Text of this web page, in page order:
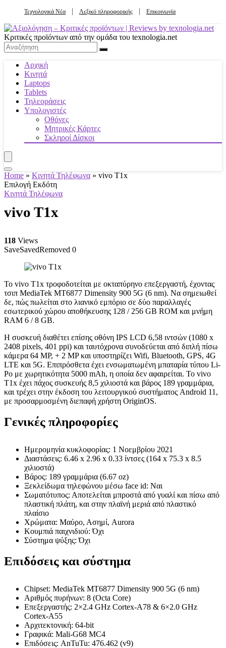
Τεχνολογικά Νέα Λεξικό πληροφορικής Επικοινωνία
Κριτικές προϊόντων από την ομάδα του texnologia.net
Αρχική
Κινητά
Laptops
Tablets
Τηλεοράσεις
Υπολογιστές
Οθόνες
Μητρικές Κάρτες
Σκληροί Δίσκοι
Home » Κινητά Τηλέφωνα » vivo T1x
Επιλογή Εκδότη
Κινητά Τηλέφωνα
vivo T1x
118 Views
SaveSavedRemoved 0
Το vivo T1x τροφοδοτείται με οκταπύρηνο επεξεργαστή, έχοντας
τσιπ MediaTek MT6877 Dimensity 900 5G (6 nm). Να σημειωθεί
δε, πώς πωλείται στο λιανικό εμπόριο σε δύο παραλλαγές
εσωτερικού χώρου αποθήκευσης 128 / 256 GB ROM και μνήμη
RAM 6 / 8 GB.
Η συσκευή διαθέτει επίσης οθόνη IPS LCD 6,58 ιντσών (1080 x
2408 pixels, 401 ppi) και ταυτόχρονα συνοδεύεται από διπλή πίσω
κάμερα 64 MP, + 2 MP και υποστηρίζει Wifi, Bluetooth, GPS, 4G
LTE και 5G. Επιπρόσθετα έχει ενσωματωμένη μπαταρία τύπου Li-
Po με χωρητικότητα 5000 mAh, η οποία δεν αφαιρείται. Το vivo
T1x έχει πάχος συσκευής 8,5 χιλιοστά και βάρος 189 γραμμάρια,
και τρέχει στην έκδοση του λειτουργικού συστήματος Android 11,
με προσαρμοσμένη διεπαφή χρήστη OriginOS.
Γενικές πληροφορίες
Ημερομηνία κυκλοφορίας: 1 Νοεμβρίου 2021
Διαστάσεις: 6.46 x 2.96 x 0.33 ίντσες (164 x 75.3 x 8.5
χιλιοστά)
Βάρος: 189 γραμμάρια (6.67 oz)
Ξεκλείδωμα τηλεφώνου μέσω face id: Ναι
Σωματότυπος: Αποτελείται μπροστά από γυαλί και πίσω από
πλαστική πλάτη, και στην πλαϊνή μεριά από πλαστικό
πλαίσιο
Χρώματα: Μαύρο, Ασημί, Aurora
Κουμπιά παιχνιδιού: Όχι
Σύστημα ψύξης: Όχι
Επιδόσεις και σύστημα
Chipset: MediaTek MT6877 Dimensity 900 5G (6 nm)
Αριθμός πυρήνων: 8 (Octa Core)
Επεξεργαστής: 2×2.4 GHz Cortex-A78 & 6×2.0 GHz
Cortex-A55
Αρχιτεκτονική: 64-bit
Γραφικά: Mali-G68 MC4
Επιδόσεις: AnTuTu: 476.462 (v9)